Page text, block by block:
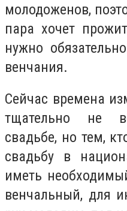
молодоженов,
пара хочет
нужно
венчания.
Сейчас времена
тщательно не
свадьбе, но тем,
свадьбу в
иметь
венчальный, для